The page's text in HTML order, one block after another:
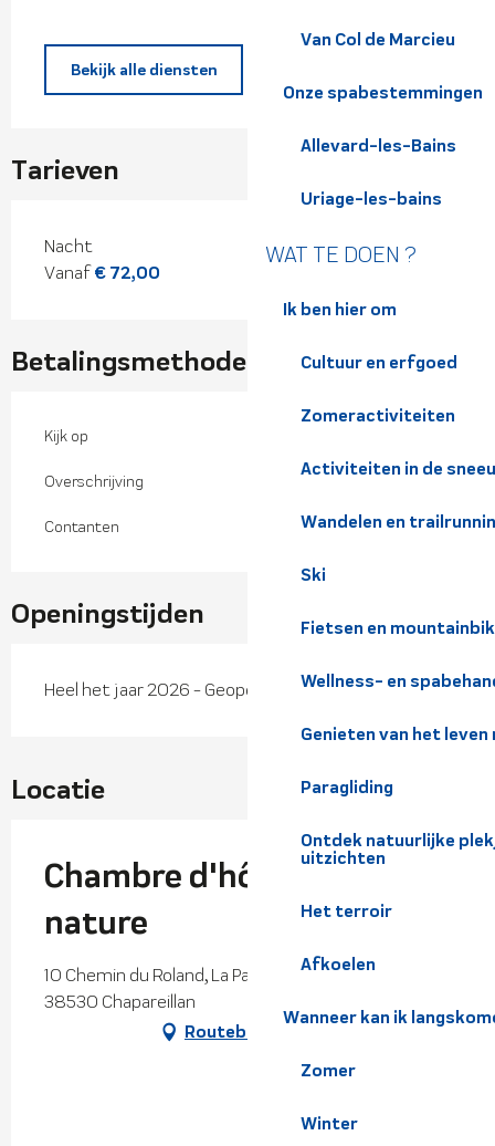
Van Col de Marcieu
Onze spabestemmingen
Allevard-les-Bains
Uriage-les-bains
WAT TE DOEN ?
Ik ben hier om
Cultuur en erfgoed
Zomeractiviteiten
Activiteiten in de
Wandelen en
Ski
Fietsen en
Wellness- en
Genieten van het
Paragliding
Ontdek natuurlijke
uitzichten
Het terroir
Afkoelen
Wanneer kan ik
Zomer
Winter
Bekijk alle diensten
Tarieven
Tarieven 2026
Nacht
Vanaf€ 72,00
Betalingsmethoden
Kijk op
Overschrijving
Contanten
Openingstijden
Heel het jaar 2026 - Geopend alle dagen
Locatie
Chambre d'hôtes La pause
nature
10 Chemin du Roland, La Pause Nature, Les Atrus,
38530 Chapareillan
Routebeschrijving